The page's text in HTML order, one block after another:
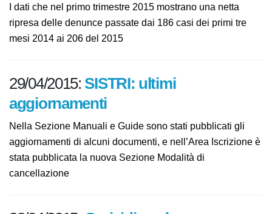
I dati che nel primo trimestre 2015 mostrano una netta
ripresa delle denunce passate dai 186 casi dei primi tre
mesi 2014 ai 206 del 2015
29/04/2015:SISTRI: ultimi
aggiornamenti
Nella Sezione Manuali e Guide sono stati pubblicati gli
aggiornamenti di alcuni documenti, e nell’Area
Iscrizione è stata pubblicata la nuova Sezione Modalità
di cancellazione